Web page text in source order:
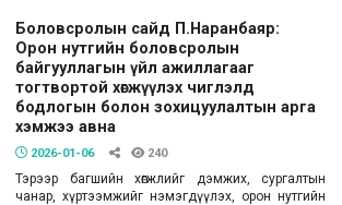
Боловсролын сайд П.Наранбаяр:
Орон нутгийн боловсролын
байгууллагын үйл ажиллагааг
тогтвортой хөгжүүлэх чиглэлд
бодлогын болон зохицуулалтын арга
хэмжээ авна
2026-01-06 240
Тэрээр багшийн хөгжлийг дэмжих, сургалтын
чанар, хүртээмжийг нэмэгдүүлэх, орон нутгийн